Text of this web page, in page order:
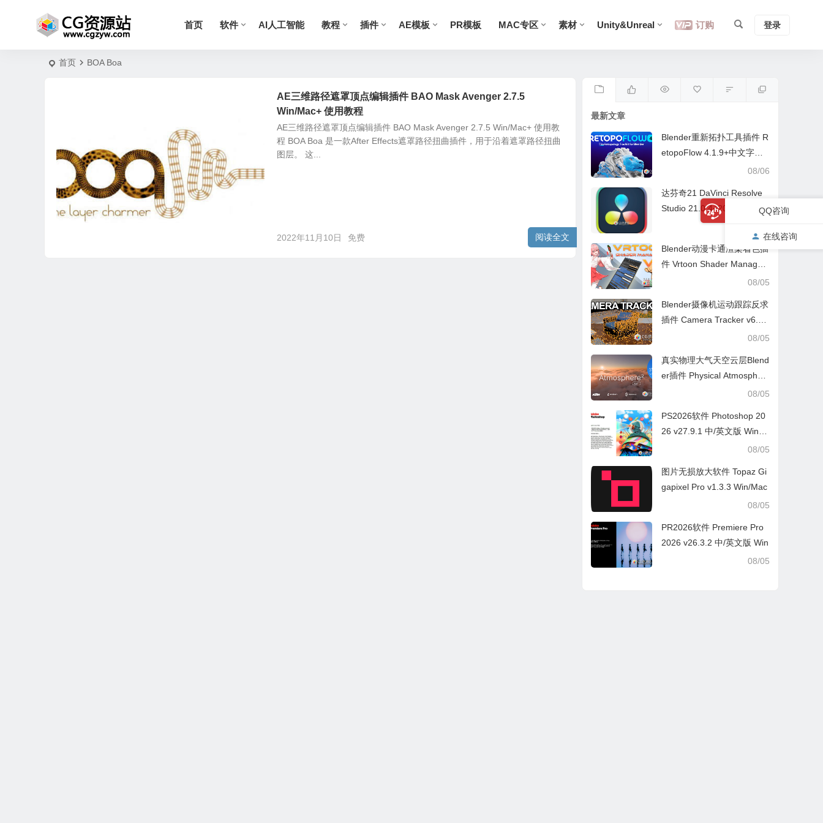
首页 软件 AI人工智能 教程 插件 AE模板 PR模板 MAC专区 素材 Unity&Unreal 订购 登录
首页 BOA Boa
AE三维路径遮罩顶点编辑插件 BAO Mask Avenger 2.7.5
Win/Mac+ 使用教程
AE三维路径遮罩顶点编辑插件 BAO Mask Avenger 2.7.5 Win/Mac+ 使用教
程 BOA Boa 是一款After Effects遮罩路径扭曲插件，用于沿着遮罩路径扭曲
图层。 这...
2022年11月10日 免费 阅读全文
最新文章
Blender重新拓扑工具插件 R
etopoFlow 4.1.9+中文字幕
08/06
达芬奇21 DaVinci Resolve
Studio 21.0.4+20.3.3 中/英
文 Win/Mac
Blender动漫卡通渲染着色插
件 Vrtoon Shader Manager
08/05
Blender摄像机运动跟踪反求
插件 Camera Tracker v6.0.
08/05
真实物理大气天空云层Blend
er插件 Physical Atmospher
08/05
PS2026软件 Photoshop 20
26 v27.9.1 中/英文版 Win/M
08/05
图片无损放大软件 Topaz Gi
gapixel Pro v1.3.3 Win/Mac
08/05
PR2026软件 Premiere Pro
2026 v26.3.2 中/英文版 Win
08/05
QQ咨询
在线咨询